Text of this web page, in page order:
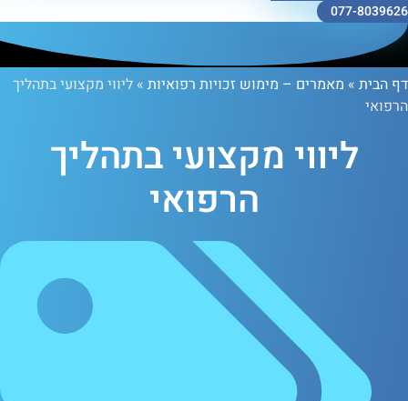
077-
» מאמרים – מימוש זכויות רפואיות »ליווי מקצועי בתהליך
ליווי מקצועי בתהליך
הרפואי